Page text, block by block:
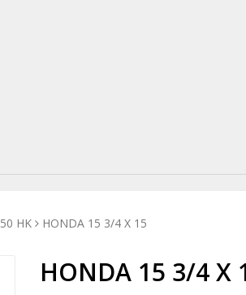
HK HONDA 15 3/4 X 15
HONDA 15 3/4 X